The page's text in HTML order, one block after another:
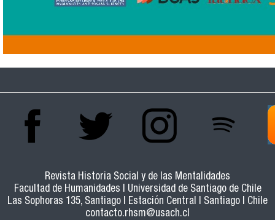
Revista Historia Social y de las Mentalidades
Facultad de Humanidades | Universidad de Santiago de Chile
Las Sophoras 135, Santiago | Estación Central | Santiago | Chile
contacto.rhsm@usach.cl